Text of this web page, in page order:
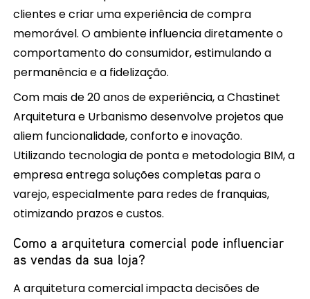
clientes e criar uma experiência de compra
memorável. O ambiente influencia diretamente o
comportamento do consumidor, estimulando a
permanência e a fidelização.
Com mais de 20 anos de experiência, a Chastinet
Arquitetura e Urbanismo desenvolve projetos que
aliem funcionalidade, conforto e inovação.
Utilizando tecnologia de ponta e metodologia BIM, a
empresa entrega soluções completas para o
varejo, especialmente para redes de franquias,
otimizando prazos e custos.
Como a arquitetura comercial pode influenciar
as vendas da sua loja?
A arquitetura comercial impacta decisões de